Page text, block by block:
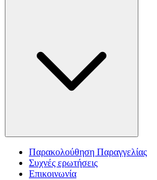
Παρακολούθηση Παραγγελίας
Συχνές ερωτήσεις
Επικοινωνία